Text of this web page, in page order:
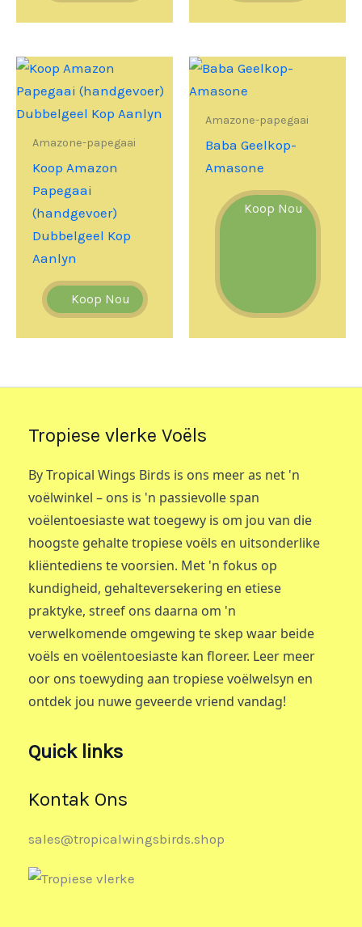
Amazone-papegaai
Koop Amazon
Papegaai
(handgevoer)
Dubbelgeel Kop
Aanlyn
Koop Nou
Amazone-papegaai
Baba Geelkop-
Amasone
Koop Nou
Tropiese vlerke Voëls
By Tropical Wings Birds is ons meer as net 'n
voëlwinkel – ons is 'n passievolle span
voëlentoesiaste wat toegewy is om jou van die
hoogste gehalte tropiese voëls en uitsonderlike
kliëntediens te voorsien. Met 'n fokus op
kundigheid, gehalteversekering en etiese
praktyke, streef ons daarna om 'n
verwelkomende omgewing te skep waar beide
voëls en voëlentoesiaste kan floreer. Leer meer
oor ons toewyding aan tropiese voëlwelsyn en
ontdek jou nuwe geveerde vriend vandag!
Quick links
Kontak Ons
sales@tropicalwingsbirds.shop